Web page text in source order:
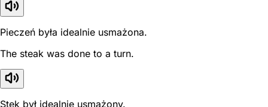
Pieczeń była idealnie usmażona.
The steak was done to a turn.
Stek był idealnie usmażony.